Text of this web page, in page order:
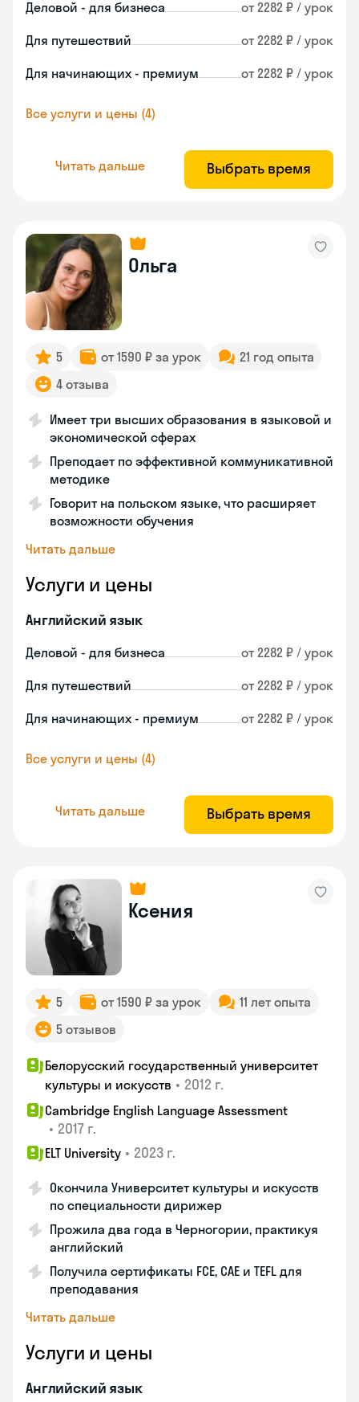
Деловой - для бизнеса от 2282 ₽ / урок
Для путешествий от 2282 ₽ / урок
Для начинающих - премиум от 2282 ₽ / урок
Все услуги и цены (4)
Читать дальше Выбрать время
Ольга
5 от 1590 ₽ за урок
21 год опыта
4 отзыва
Имеет три высших образования в языковой и
экономической сферах
Преподает по эффективной коммуникативной
методике
Говорит на польском языке, что расширяет
возможности обучения
Читать дальше
Услуги и цены
Английский язык
Деловой - для бизнеса от 2282 ₽ / урок
Для путешествий от 2282 ₽ / урок
Для начинающих - премиум от 2282 ₽ / урок
Все услуги и цены (4)
Читать дальше Выбрать время
Ксения
5 от 1590 ₽ за урок
11 лет опыта
5 отзывов
Белорусский государственный университет
культуры и искусств • 2012 г.
Cambridge English Language Assessment
• 2017 г.
ELT University • 2023 г.
Окончила Университет культуры и искусств
по специальности дирижер
Прожила два года в Черногории, практикуя
английский
Получила сертификаты FCE, CAE и TEFL для
преподавания
Читать дальше
Услуги и цены
Английский язык